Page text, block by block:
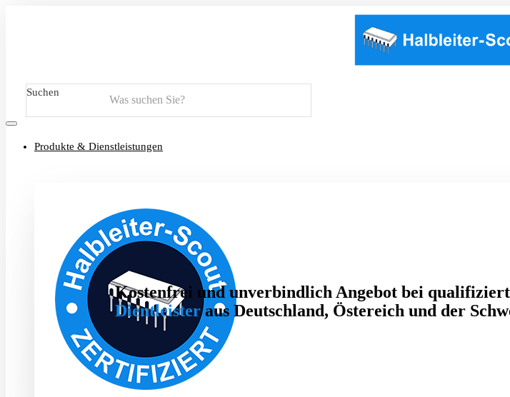
Suchen
Produkte & Dienstleistungen
Kostenfrei und unverbindlich Angebot bei
Dientleisteraus Deutschland, Östereich und der